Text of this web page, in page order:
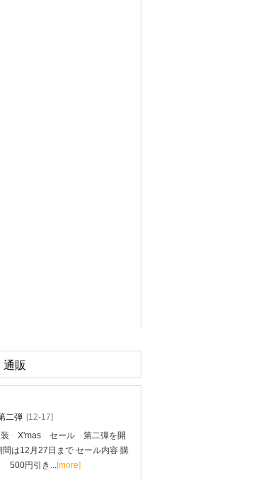
販
二弾 [12-17]
装 X'mas セール 第二弾を開
は12月27日まで セール内容 購
円引き...[more]